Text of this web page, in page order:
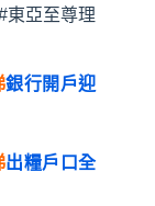
東亞至尊理
銀行開戶迎
出糧戶口全